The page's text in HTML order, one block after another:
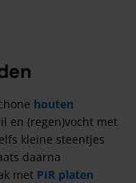
houten
en (regen)vocht met
kleine steentjes
daarna
met PIR platen